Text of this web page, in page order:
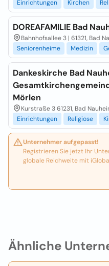
Ähnliche
Einrichtungen
Kirchen
DOREAFAMILIE Bad
Bahnhofsallee 3 | 61321, Bad
Seniorenheime
Medizin
Dankeskirche Bad
Mörlen
Kurstraße 3 61231, Bad
Einrichtungen
Religiöse
Unternehmer aufgepasst!
Registrieren Sie jetzt Ihr
globale Reichweite mit